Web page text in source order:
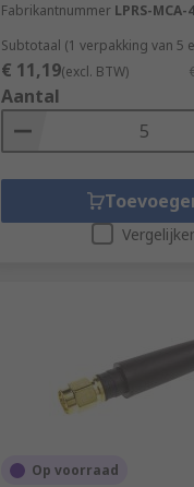
Fabrikantnummer LPRS-MCA-
Subtotaal (1 verpakking van 5
€ 11,19(excl. BTW)
Aantal
Op voorraad